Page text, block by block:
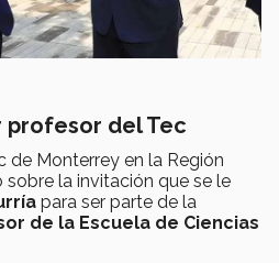
profesor del Tec
de Monterrey en la Región
la invitación que se le
para ser parte de la
de la Escuela de Ciencias